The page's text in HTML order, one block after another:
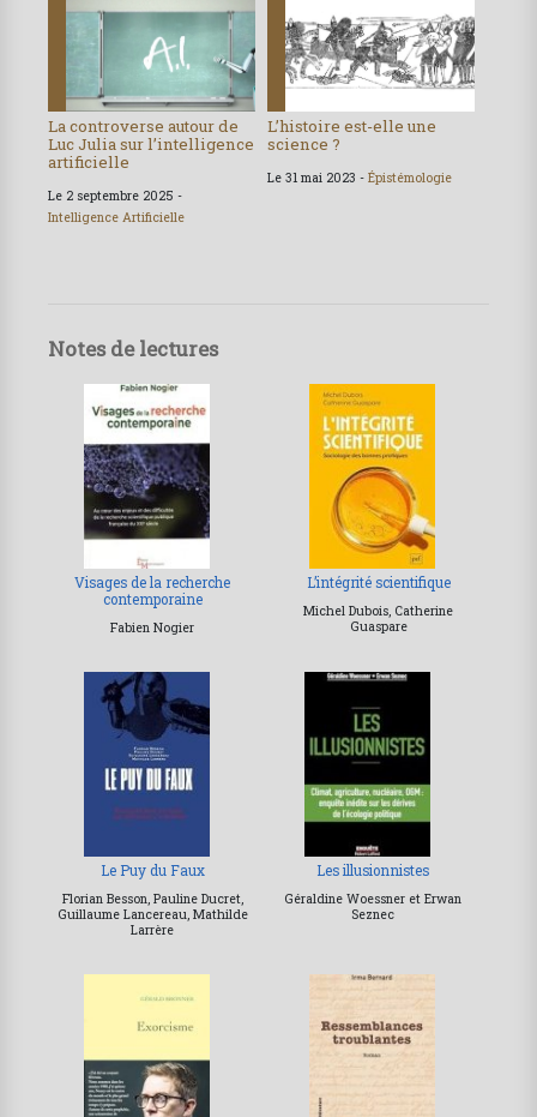
La controverse autour de
Luc Julia sur l’intelligence
artificielle
Le 2 septembre 2025 -
Intelligence Artificielle
L’histoire est-elle une
science ?
Le 31 mai 2023 - Épistémologie
Notes de lectures
Visages de la recherche
contemporaine
Fabien Nogier
L’intégrité scientifique
Michel Dubois, Catherine
Guaspare
Le Puy du Faux
Florian Besson, Pauline Ducret,
Guillaume Lancereau, Mathilde
Larrère
Les illusionnistes
Géraldine Woessner et Erwan
Seznec